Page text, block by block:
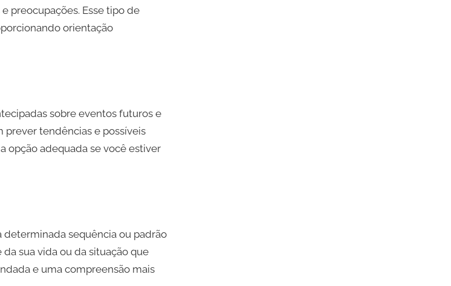
preocupações. Esse tipo de
orientação
sobre eventos futuros e
prever tendências e possíveis
opção adequada se você estiver
sequência ou padrão
sua vida ou da situação que
e uma compreensão mais